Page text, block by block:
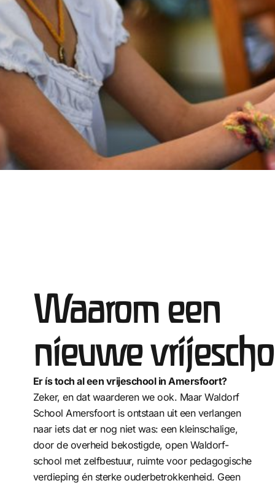
Waarom een
nieuwe
Er ís toch al een vrijeschool in Amersfoort?
Zeker, en dat waarderen we ook. Maar Waldorf
School Amersfoort is ontstaan uit een verlangen
naar iets dat er nog niet was: een kleinschalige,
door de overheid bekostigde, open Waldorf-
school met zelfbestuur, ruimte voor pedagogische
verdieping én sterke ouderbetrokkenheid. Geen